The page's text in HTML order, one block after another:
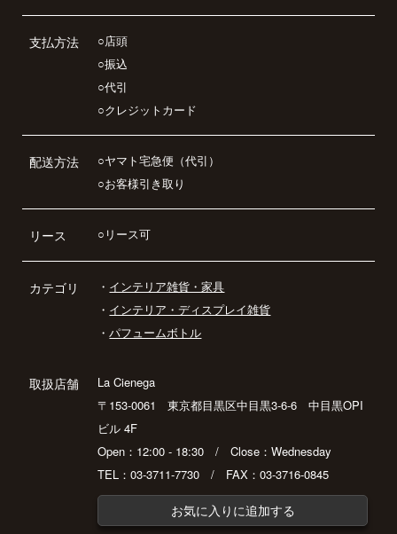
支払方法
○店頭
○振込
○代引
○クレジットカード
配送方法
○ヤマト宅急便（代引）
○お客様引き取り
リース ○リース可
カテゴリ ・ インテリア雑貨・家具
・ インテリア・ディスプレイ雑貨
・パフュームボトル
取扱店舗
La Cienega
〒153-0061 東京都目黒区中目黒3-6-6 中目黒OPI
ビル 4F
Open：12:00 - 18:30 / Close：Wednesday
TEL：03-3711-7730 / FAX：03-3716-0845
お気に入りに追加する